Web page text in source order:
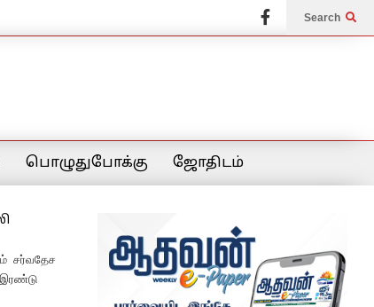
Search
பொழுதுபோக்கு ஜோதிடம்
சர்வதேச